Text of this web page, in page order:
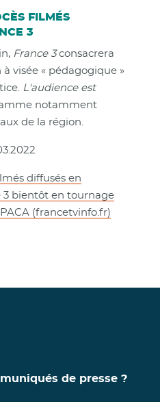
FILMÉS
3
France 3consacrera
visée « pédagogique »
L'audience est
notamment
de la région.
diffusés en
3 bientôt en tournage
(francetvinfo.fr)
de presse ?